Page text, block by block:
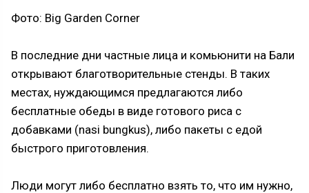
Фото: Big Garden Corner
В последние дни частные лица и комьюнити на Бали
открывают благотворительные стенды. В таких
местах, нуждающимся предлагаются либо
бесплатные обеды в виде готового риса с
добавками (nasi bungkus), либо пакеты с едой
быстрого приготовления.
Люди могут либо бесплатно взять то, что им нужно,